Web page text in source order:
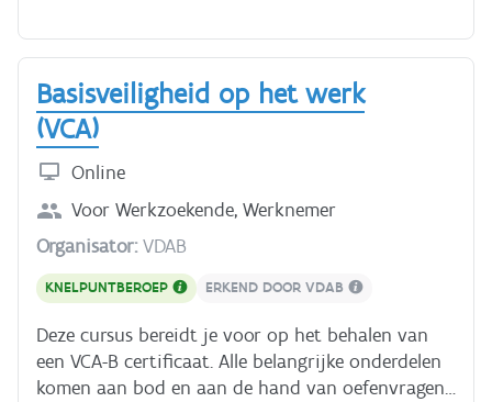
elektriciteit willen.
Basisveiligheid op het werk
(VCA)
Online
Voor Werkzoekende, Werknemer
Organisator:VDAB
KNELPUNTBEROEP ERKEND DOOR VDAB
Deze cursus bereidt je voor op het behalen van
een VCA-B certificaat. Alle belangrijke onderdelen
komen aan bod en aan de hand van oefenvragen